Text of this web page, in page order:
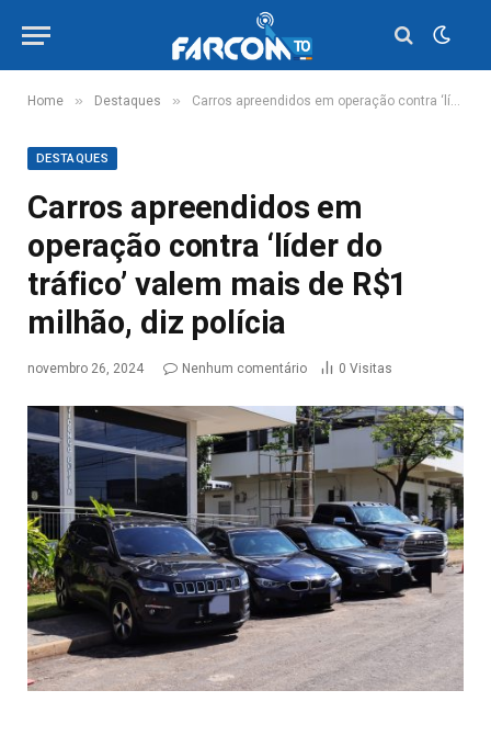
Home » Destaques » Carros apreendidos em operação contra ‘líder do tráfico’ valem mais de R$1 milhão, diz polícia
DESTAQUES
Carros apreendidos em
operação contra ‘líder do
tráfico’ valem mais de R$1
milhão, diz polícia
novembro 26, 2024 Nenhum comentário 0 Visitas